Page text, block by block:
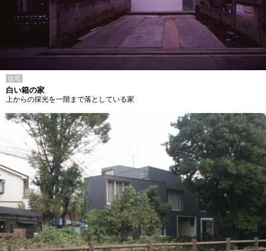
住宅
白い箱の家
上からの採光を一階まで落としている家